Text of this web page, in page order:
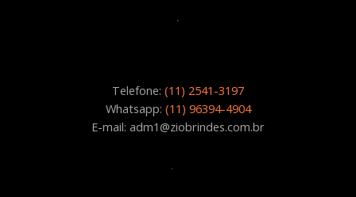
.
Telefone: (11) 2541-3197
Whatsapp: (11) 96394-4904
E-mail: adm1@ziobrindes.com.br
.